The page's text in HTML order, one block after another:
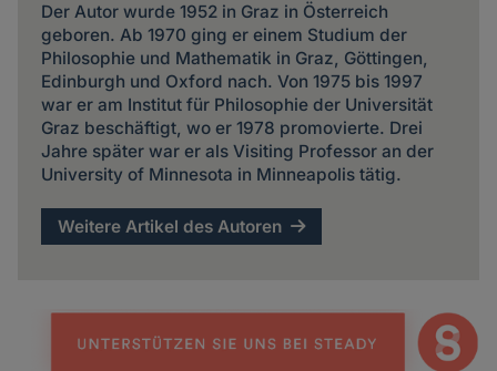
Der Autor wurde 1952 in Graz in Österreich
geboren. Ab 1970 ging er einem Studium der
Philosophie und Mathematik in Graz, Göttingen,
Edinburgh und Oxford nach. Von 1975 bis 1997
war er am Institut für Philosophie der Universität
Graz beschäftigt, wo er 1978 promovierte. Drei
Jahre später war er als Visiting Professor an der
University of Minnesota in Minneapolis tätig.
Weitere Artikel des Autoren